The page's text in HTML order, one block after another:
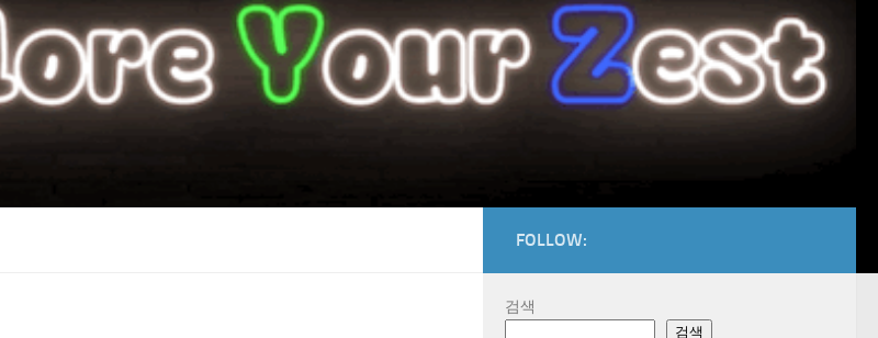
FOLLOW:
검색
검색